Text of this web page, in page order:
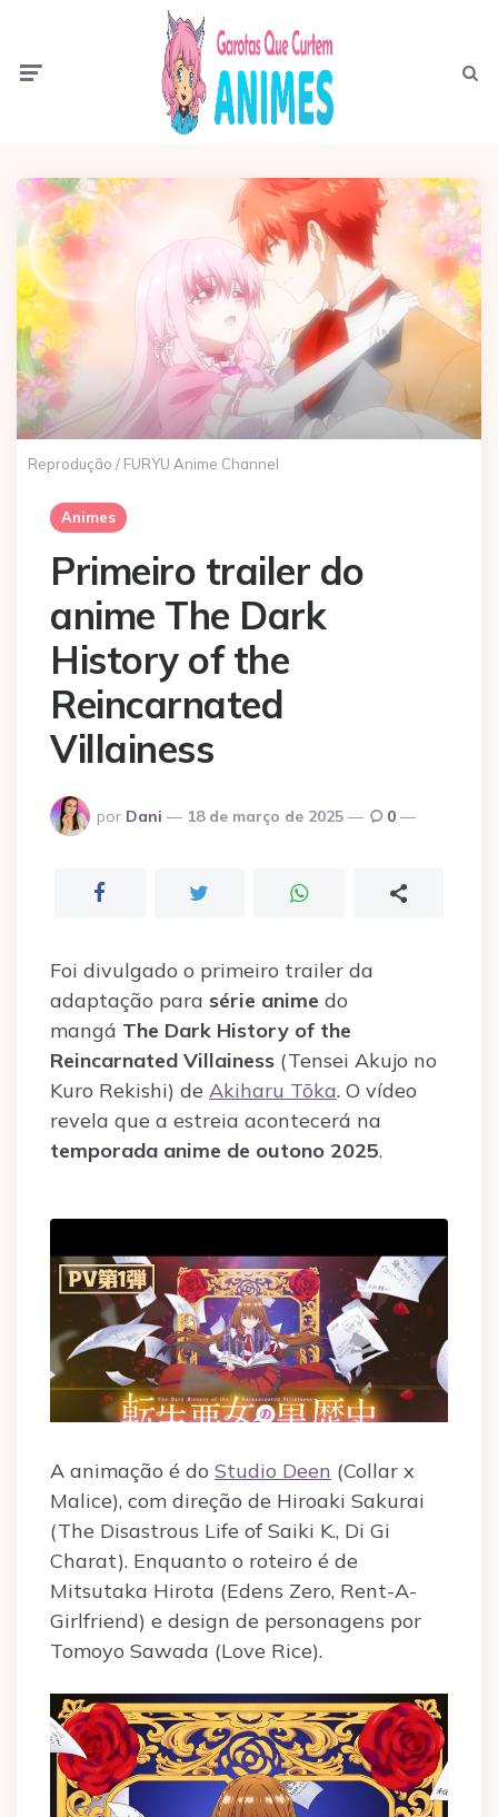
Reprodução / FURYU Anime Channel
Animes
Primeiro trailer do
anime The Dark
History of the
Reincarnated
Villainess
Postado
por
por Dani 18 de março de 2025 0
Foi divulgado o primeiro trailer da
adaptação para série anime do
mangá The Dark History of the
Reincarnated Villainess (Tensei Akujo no
Kuro Rekishi) de Akiharu Tōka. O vídeo
revela que a estreia acontecerá na
temporada anime de outono 2025.
A animação é do Studio Deen (Collar x
Malice), com direção de Hiroaki Sakurai
(The Disastrous Life of Saiki K., Di Gi
Charat). Enquanto o roteiro é de
Mitsutaka Hirota (Edens Zero, Rent-A-
Girlfriend) e design de personagens por
Tomoyo Sawada (Love Rice).